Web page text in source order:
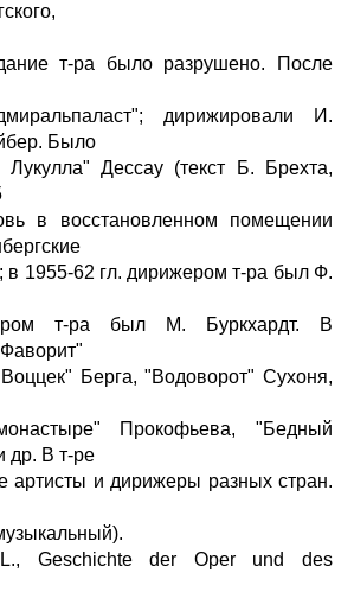
т-ра было разрушено. После
дирижировали И.
Было
Лукулла" Дессау (текст Б. Брехта,
в восстановленном помещении
в 1955-62 гл. дирижером т-ра был Ф.
т-ра был М. Буркхардт. В
Берга, "Водоворот" Сухоня,
Прокофьева, "Бедный
др. В т-ре
артисты и дирижеры разных стран.
Geschichte der Oper und des